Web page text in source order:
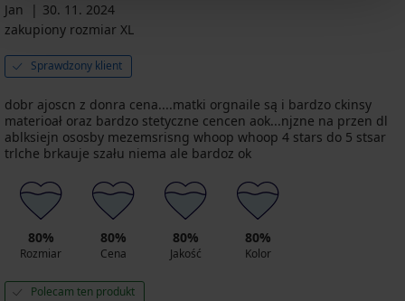
Jan
30. 11. 2024
zakupiony rozmiar XL
Sprawdzony klient
dobr ajoscn z donra cena....matki orgnaile są i bardzo ckinsy
materioał oraz bardzo stetyczne cencen aok...njzne na przen dl
ablksiejn ososby mezemsrisng whoop whoop 4 stars do 5 stsar
trlche brkauje szału niema ale bardoz ok
80%
Rozmiar
80%
Cena
80%
Jakość
80%
Kolor
Polecam ten produkt